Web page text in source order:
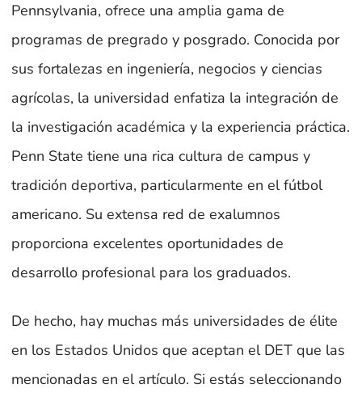
Pennsylvania, ofrece una amplia gama de
programas de pregrado y posgrado. Conocida por
sus fortalezas en ingeniería, negocios y ciencias
agrícolas, la universidad enfatiza la integración de
la investigación académica y la experiencia práctica.
Penn State tiene una rica cultura de campus y
tradición deportiva, particularmente en el fútbol
americano. Su extensa red de exalumnos
proporciona excelentes oportunidades de
desarrollo profesional para los graduados.
De hecho, hay muchas más universidades de élite
en los Estados Unidos que aceptan el DET que las
mencionadas en el artículo. Si estás seleccionando